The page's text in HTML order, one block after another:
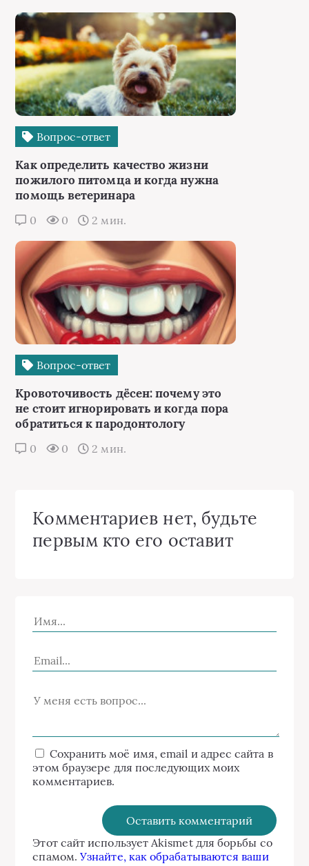
Вопрос-ответ
Как определить качество жизни
пожилого питомца и когда нужна
помощь ветеринара
0 0 2 мин.
Вопрос-ответ
Кровоточивость дёсен: почему это
не стоит игнорировать и когда пора
обратиться к пародонтологу
0 0 2 мин.
Комментариев нет, будьте
первым кто его оставит
Сохранить моё имя, email и адрес сайта в
этом браузере для последующих моих
комментариев.
Этот сайт использует Akismet для борьбы со
спамом.Узнайте, как обрабатываются ваши